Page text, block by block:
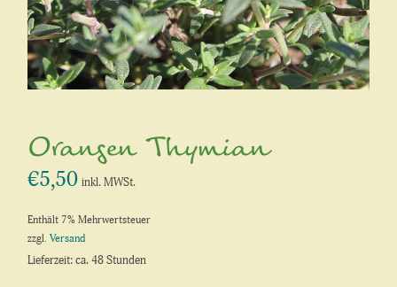
Orangen Thymian
€5,50 inkl. MWSt.
Enthält 7% Mehrwertsteuer
zzgl.Versand
Lieferzeit: ca. 48 Stunden